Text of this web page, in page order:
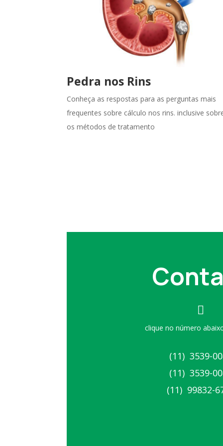
Use as setas para cima ou para baixo para aumentar ou diminuir o
Pedra nos Rins
Conheça as respostas para as perguntas mais
frequentes sobre cálculo nos rins. inclusive
os métodos de tratamento

clique no número
(11) 3539-
(11) 3539-
(11) 99832-